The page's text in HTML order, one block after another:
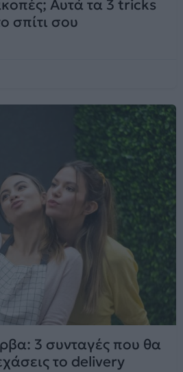
Αυτά τα 3 tricks
σπίτι σου
3 συνταγές που θα
το delivery